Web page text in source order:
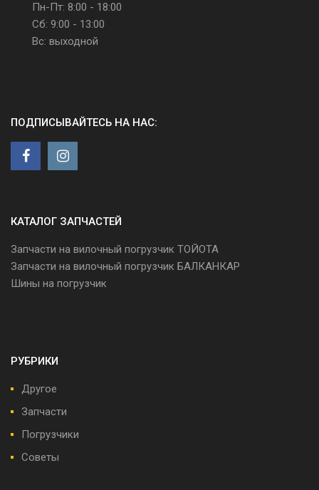
Пн-Пт: 8:00 - 18:00
Сб: 9:00 - 13:00
Вс: выходной
ПОДПИСЫВАЙТЕСЬ НА НАС:
КАТАЛОГ ЗАПЧАСТЕЙ
Запчасти на вилочный погрузчик ТОЙОТА
Запчасти на вилочный погрузчик БАЛКАНКАР
Шины на погрузчик
РУБРИКИ
Другое
Запчасти
Погрузчики
Советы